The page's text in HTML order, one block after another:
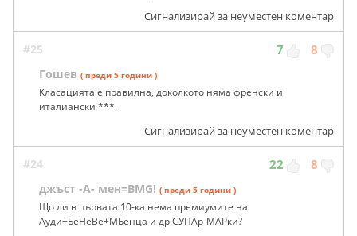
Сигнализирай за неуместен коментар
#25 7 8
Гошев ( преди 5 години )
Класацията е правилна, доколкото няма френски и
италиански ***.
Сигнализирай за неуместен коментар
#24 22 8
джъст -А- мен=BMG! ( преди 5 години )
Що ли в първата 10-ка нема премиумите на
Ауди+БеНеВе+МБенца и др.СУПАр-МАРки?